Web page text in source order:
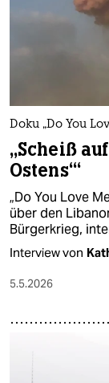
Doku „Do You
„Scheiß
Ostens‘“
„Do You Love
über den
Bürgerkrieg,
Interview von
5.5.2026